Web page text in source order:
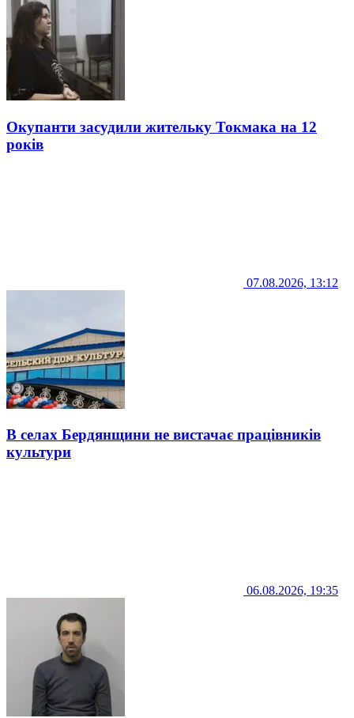
Окупанти засудили жительку Токмака на 12
років
07.08.2026, 13:12
В селах Бердянщини не вистачає працівників
культури
06.08.2026, 19:35